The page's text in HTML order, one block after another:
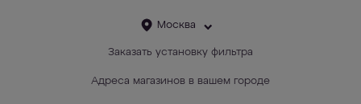
Москва
Заказать установку фильтра
Адреса магазинов в вашем городе